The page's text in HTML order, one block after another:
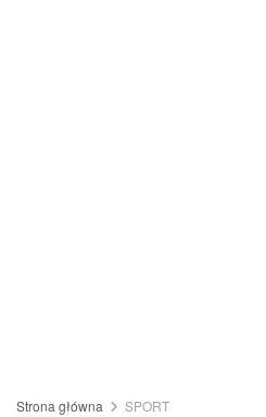
Strona główna SPORT